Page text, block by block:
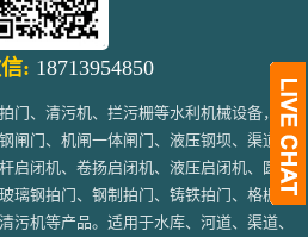
: 18713954850
门、清污机、拦污栅等水利机械设备，包
闸门、机闸一体闸门、液压钢坝、渠道闸
启闭机、卷扬启闭机、液压启闭机、圆形
璃钢拍门、钢制拍门、铸铁拍门、格栅清
污机等产品。适用于水库、河道、渠道、